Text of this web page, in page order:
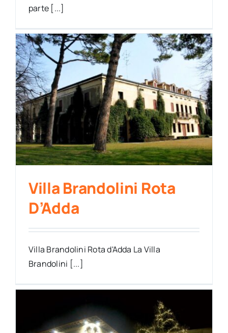
parte [...]
Villa Brandolini Rota
D’Adda
Villa Brandolini Rota d'Adda La Villa
Brandolini [...]